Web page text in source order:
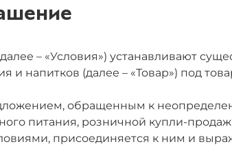
– «Условия») устанавливают
и напитков (далее – «Товар») под
обращенным к
питания, розничной купли-
присоединяется к ним и